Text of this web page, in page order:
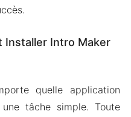
Installer Intro Maker
quelle application
tâche simple. Toute